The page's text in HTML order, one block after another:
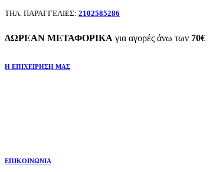
ΤΗΛ. ΠΑΡΑΓΓΕΛΙΕΣ: 2102585286
ΔΩΡΕΑΝ ΜΕΤΑΦΟΡΙΚΑ για αγορές άνω των 70€
Η ΕΠΙΧΕΙΡΗΣΗ ΜΑΣ
ΕΠΙΚΟΙΝΩΝΙΑ